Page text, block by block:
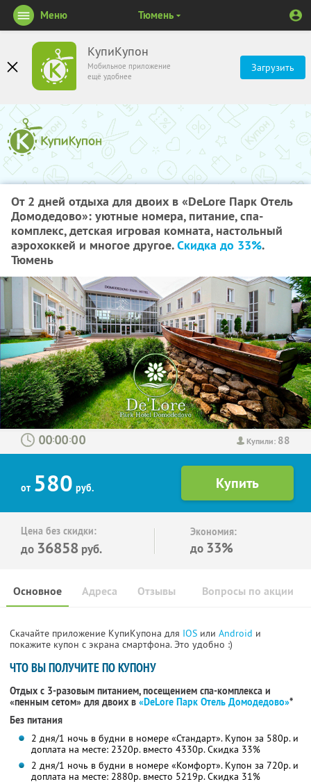
КупиКупон
Мобильное приложение
ещё удобнее
Загрузить
Меню Тюмень
От 2 дней отдыха для двоих в «DeLore Парк Отель
Домодедово»: уютные номера, питание, спа-
комплекс, детская игровая комната, настольный
аэрохоккей и многое другое.Скидка до 33%.
Тюмень
Купили: 88
: :
от 580 руб.
Цена без скидки:
до 36858 руб.
Экономия:
до 33%
Основное Отзывы Вопросы по акции
Адреса
Скачайте приложение КупиКупона для IOS или Android и
покажите купон с экрана смартфона. Это удобно :)
ЧТО ВЫ ПОЛУЧИТЕ ПО КУПОНУ
Отдых с 3-разовым питанием, посещением спа-комплекса и
«пенным сетом» для двоих в «DeLore Парк Отель Домодедово»*
Без питания
2 дня/1 ночь в будни в номере «Стандарт». Купон за 580р. и
доплата на месте: 2320р. вместо 4330р. Скидка 33%
2 дня/1 ночь в будни в номере «Комфорт». Купон за 720р. и
доплата на месте: 2880р. вместо 5219р. Скидка 31%